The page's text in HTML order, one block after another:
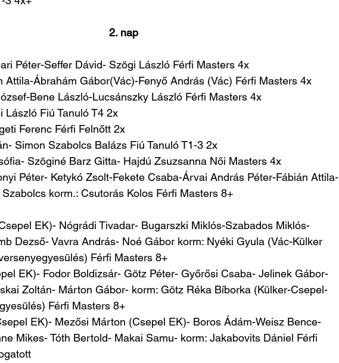
2. nap
Péter-Seffer Dávid- Szögi László Férfi Masters 4x
Attila-Ábrahám Gábor(Vác)-Fenyő András (Vác) Férfi Masters 4x
Bene László-Lucsánszky László Férfi Masters 4x
László Fiú Tanuló T4 2x
Ferenc Férfi Felnőtt 2x
Simon Szabolcs Balázs Fiú Tanuló T1-3 2x
Szöginé Barz Gitta- Hajdú Zsuzsanna Női Masters 4x
Péter- Ketykó Zsolt-Fekete Csaba-Árvai András Péter-Fábián Attila-
korm.: Csutorás Kolos Férfi Masters 8+
EK)- Nógrádi Tivadar- Bugarszki Miklós-Szabados Miklós-
Dezső- Vavra András- Noé Gábor korm: Nyéki Gyula (Vác-Külker
Férfi Masters 8+
EK)- Fodor Boldizsár- Götz Péter- Győrősi Csaba- Jelinek Gábor-
Zoltán- Márton Gábor- korm: Götz Réka Bíborka (Külker-Csepel-
Férfi Masters 8+
EK)- Mezősi Márton (Csepel EK)- Boros Ádám-Weisz Bence-
Mikes- Tóth Bertold- Makai Samu- korm: Jakabovits Dániel Férfi